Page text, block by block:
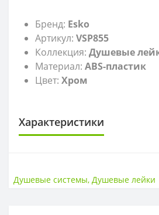
Бренд: Esko
Артикул: VSP855
Коллекция: Душевые
Материал: ABS-пластик
Цвет: Хром
Характеристики
Страна ввоза
Душевые системы, Душевые лейки